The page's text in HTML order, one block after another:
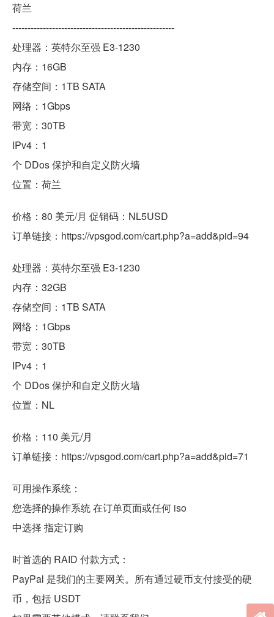
荷兰
-----------------------------------------------------
处理器：英特尔至强 E3-1230
内存：16GB
存储空间：1TB SATA
网络：1Gbps
带宽：30TB
IPv4：1
个 DDos 保护和自定义防火墙
位置：荷兰
价格：80 美元/月 促销码：NL5USD
订单链接：https://vpsgod.com/cart.php?a=add&pid=94
处理器：英特尔至强 E3-1230
内存：32GB
存储空间：1TB SATA
网络：1Gbps
带宽：30TB
IPv4：1
个 DDos 保护和自定义防火墙
位置：NL
价格：110 美元/月
订单链接：https://vpsgod.com/cart.php?a=add&pid=71
可用操作系统：
您选择的操作系统 在订单页面或任何 iso
中选择 指定订购
时首选的 RAID 付款方式：
PayPal 是我们的主要网关。所有通过硬币支付接受的硬
币，包括 USDT